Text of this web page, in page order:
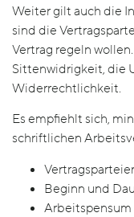
Weiter gilt auch die
sind die
Vertrag regeln
Sittenwidrigkeit, die
Widerrechtlichkeit.
Es empfiehlt sich,
schriftlichen
Beginn und
Arbeitspensum